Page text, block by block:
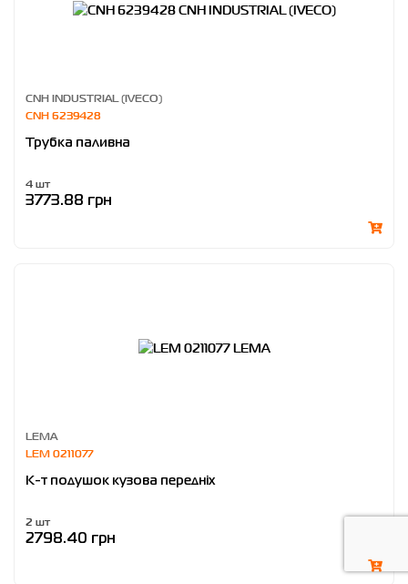
CNH INDUSTRIAL (IVECO)
CNH 6239428
Трубка паливна
4 шт
3773.88 грн
LEMA
LEM 0211077
К-т подушок кузова передніх
2 шт
2798.40 грн